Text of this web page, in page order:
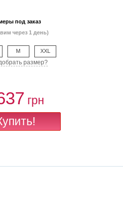
под заказ
через 1 день)
M XXL
размер?
грн